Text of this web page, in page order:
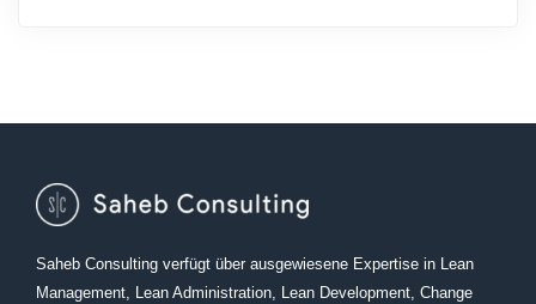
Saheb Consulting verfügt über ausgewiesene Expertise in Lean
Management, Lean Administration, Lean Development, Change